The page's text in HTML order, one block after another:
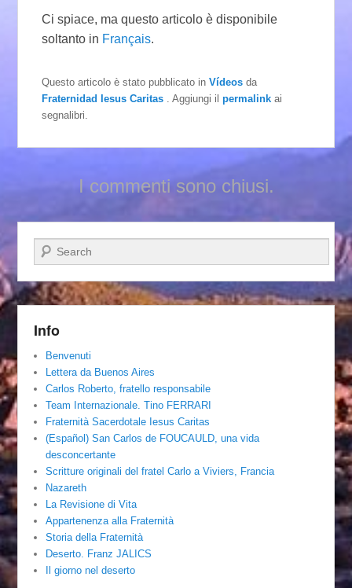
Ci spiace, ma questo articolo è disponibile
soltanto in Français.
Questo articolo è stato pubblicato inVídeos da
Fraternidad Iesus Caritas
. Aggiungi ilpermalink ai
segnalibri.
I commenti sono chiusi.
Cerca
Info
Benvenuti
Lettera da Buenos Aires
Carlos Roberto, fratello responsabile
Team Internazionale. Tino FERRARI
Fraternità Sacerdotale Iesus Caritas
(Español) San Carlos de FOUCAULD, una vida
desconcertante
Scritture originali del fratel Carlo a Viviers, Francia
Nazareth
La Revisione di Vita
Appartenenza alla Fraternità
Storia della Fraternità
Deserto. Franz JALICS
Il giorno nel deserto